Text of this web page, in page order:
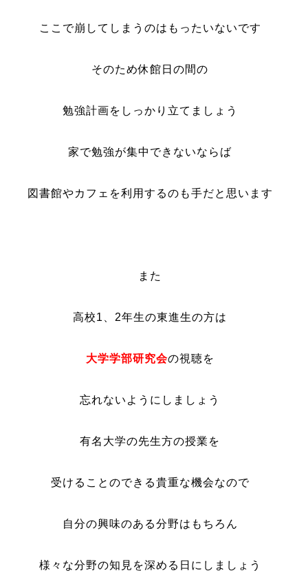
ここで崩してしまうのはもったいないです
そのため休館日の間の
勉強計画をしっかり立てましょう
家で勉強が集中できないならば
図書館やカフェを利用するのも手だと思います
また
高校1、2年生の東進生の方は
大学学部研究会の視聴を
忘れないようにしましょう
有名大学の先生方の授業を
受けることのできる貴重な機会なので
自分の興味のある分野はもちろん
様々な分野の知見を深める日にしましょう